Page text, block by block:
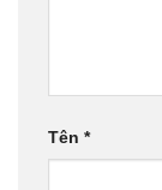
Tên *